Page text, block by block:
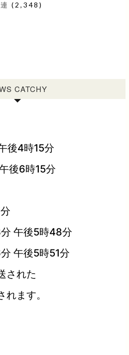
(2,348)
CATCHY
後4時15分
後6時15分
午後5時48分
午後5時51分
された
ます。